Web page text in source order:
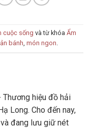
cuộc sống và từ khóa Ẩm
bánh, món ngon.
hiệu đồ hải
Long. Cho đến nay,
đang lưu giữ nét